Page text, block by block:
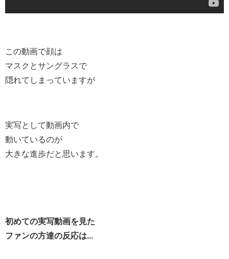
この動画で顔は
マスクとサングラスで
隠れてしまっていますが
実写として動画内で
動いているのが
大きな進歩だと思います。
初めての実写動画を見た
ファンの方達の反応は...